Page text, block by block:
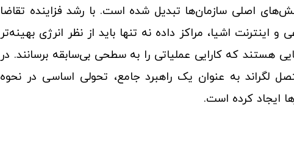
اصلی سازمان‌ها تبدیل شده است. با رشد فزاینده تقاضا
اشیا، مراکز داده نه تنها باید از نظر انرژی بهینه‌تر
هستند که کارایی عملیاتی را به سطحی بی‌سابقه برسانند. در
لگراند به عنوان یک راهبرد جامع، تحولی اساسی در نحوه
ایجاد کرده است.